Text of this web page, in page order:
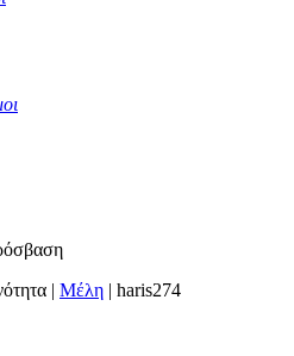
| Μέλη | haris274